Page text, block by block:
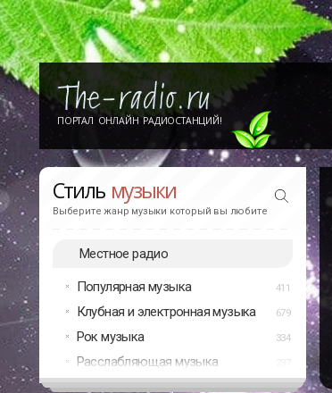
ПОРТАЛ ОНЛАЙН РАДИОСТАНЦИЙ!
Стиль музыки
Выберите жанр музыки который вы любите
Местное радио
Популярная музыка 411
Клубная и электронная музыка 679
Рок музыка 334
Расслабляющая музыка